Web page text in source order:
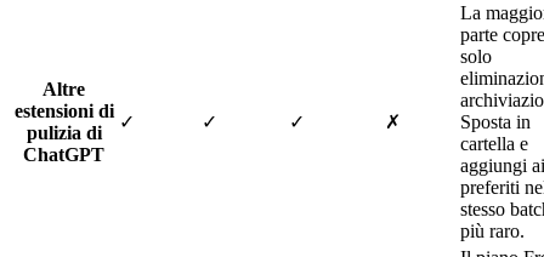
Altre
estensioni di
pulizia di
ChatGPT
✓ ✓ ✓ ✗
La
parte copre
solo
Sposta in
cartella e
aggiungi ai
preferiti
stesso
più raro.